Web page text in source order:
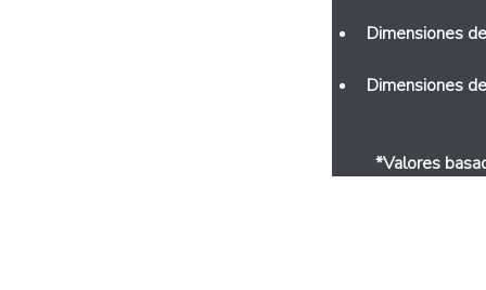
Dimensiones
Dimensiones
*Valores